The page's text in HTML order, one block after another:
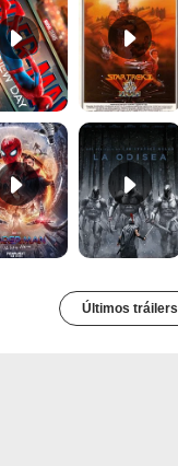
Tráiler 'Spider-Man: No Way Home' La Odisea Tráiler (3)
Últimos tráilers